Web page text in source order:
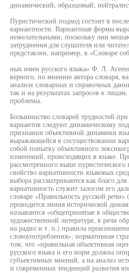
динамический, образцовый,
Пуристический подход состоит в
вариантности. Вариантные формы
нежелательными, поскольку они
затруднения для слушателя или
представлен, например, в «Словаре
ных имен русского языка» Ф. Л.
верного, по мнению автора словаря,
анализе словарных и справочных
так и на результатах запросов к
проблемы.
Большинство словарей трудностей
вариантов следуют динамическому
признании объективной динамики
выражающейся в сосуществовании
собой попытку объективного
изменений, происходящих в языке.
рассмотренного выше
свойство вариативности языковых
выбора рассматриваются как благо
вариативность служит залогом его
словаре «Правильность русской речи»
проводится линия исторической
называются «общепринятые в
художественной литературе, в речи
на радио и т. п.) правила
словоупотребления»; нормативная
том, что «правильная объективная
русского языка и его норм должна
субъективных мнений, а на анализ
и современных тенденций развития